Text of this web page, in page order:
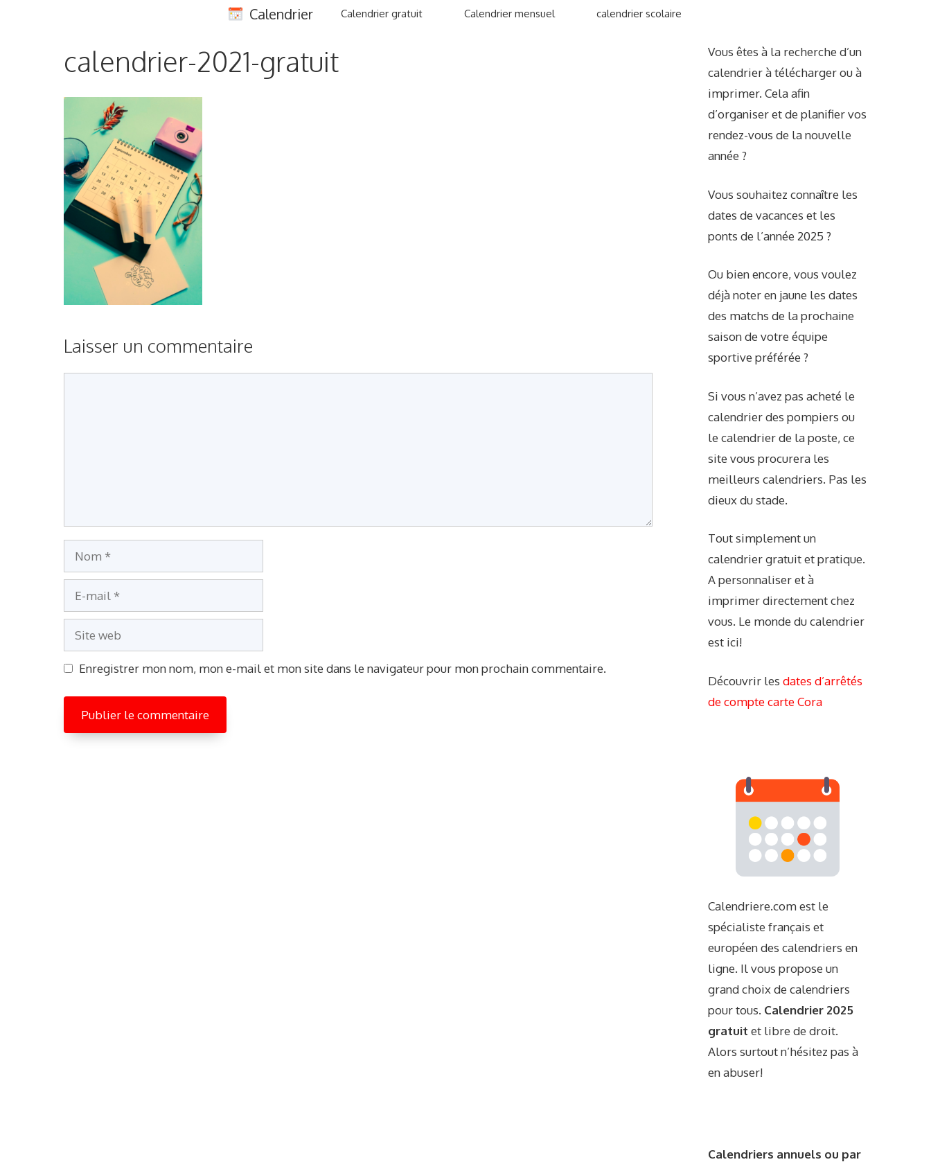
Calendrier Calendrier gratuit Calendrier mensuel calendrier scolaire
calendrier-2021-gratuit
Laisser un commentaire
Nom
mail
Site
web
Enregistrer mon nom, mon e-mail et mon site dans le navigateur pour mon prochain commentaire.
Vous êtes à la recherche d’un
calendrier à télécharger ou à
imprimer. Cela afin
d’organiser et de planifier vos
rendez-vous de la nouvelle
année ?
Vous souhaitez connaître les
dates de vacances et les
ponts de l’année 2025 ?
Ou bien encore, vous voulez
déjà noter en jaune les dates
des matchs de la prochaine
saison de votre équipe
sportive préférée ?
Si vous n’avez pas acheté le
calendrier des pompiers ou
le calendrier de la poste, ce
site vous procurera les
meilleurs calendriers. Pas les
dieux du stade.
Tout simplement un
calendrier gratuit et pratique.
A personnaliser et à
imprimer directement chez
vous. Le monde du calendrier
est ici!
Découvrir les dates d’arrêtés
de compte carte Cora
Calendriere.com est le
spécialiste français et
européen des calendriers en
ligne. Il vous propose un
grand choix de calendriers
pour tous. Calendrier 2025
gratuit et libre de droit.
Alors surtout n’hésitez pas à
en abuser!
Calendriers annuels ou par